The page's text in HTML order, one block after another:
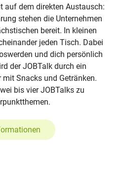
auf dem direkten Austausch:
stehen die Unternehmen
bereit. In kleinen
jeden Tisch. Dabei
und dich persönlich
der JOBTalk durch ein
Snacks und Getränken.
bis vier JOBTalks zu